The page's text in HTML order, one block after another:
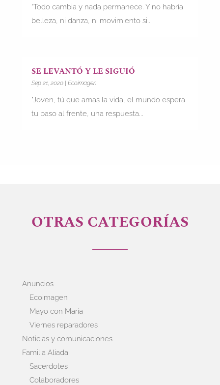
“Todo cambia y nada permanece. Y no habría
belleza, ni danza, ni movimiento si...
SE LEVANTÓ Y LE SIGUIÓ
Sep 21, 2020| Ecoimagen
"Joven, tú que amas la vida, el mundo espera
tu paso al frente, una respuesta...
OTRAS CATEGORÍAS
Anuncios
Ecoimagen
Mayo con María
Viernes reparadores
Noticias y comunicaciones
Familia Aliada
Sacerdotes
Colaboradores